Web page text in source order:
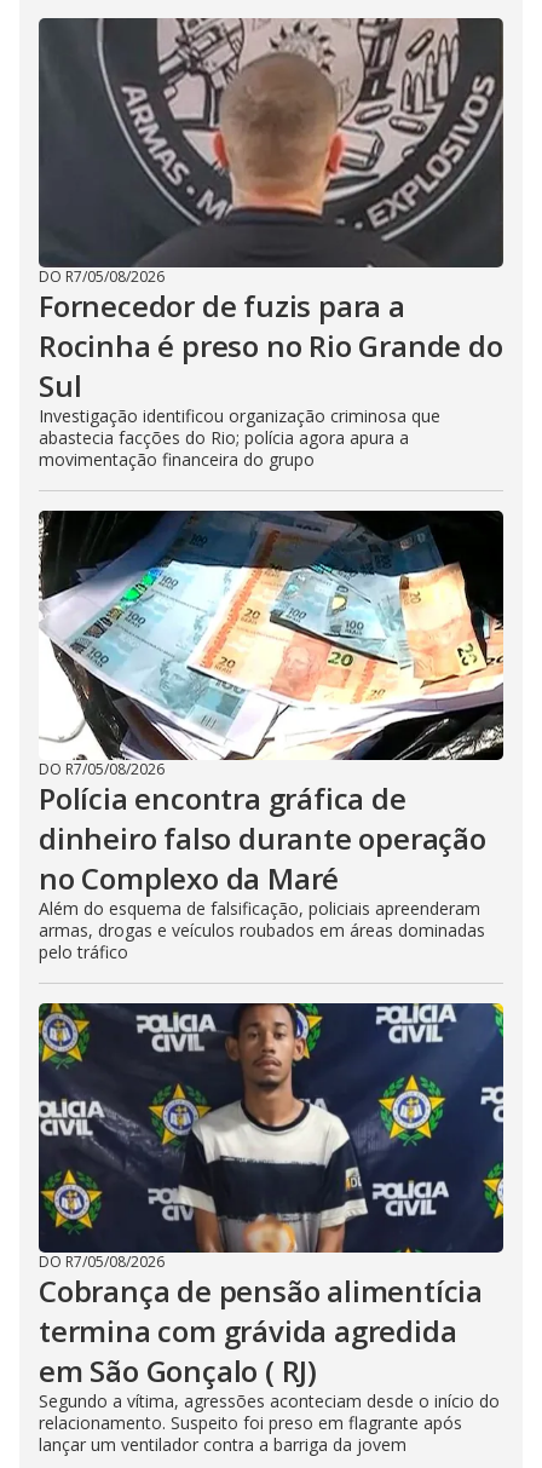
DO R7/05/08/2026
Fornecedor de fuzis para a
Rocinha é preso no Rio Grande do
Sul
Investigação identificou organização criminosa que
abastecia facções do Rio; polícia agora apura a
movimentação financeira do grupo
DO R7/05/08/2026
Polícia encontra gráfica de
dinheiro falso durante operação
no Complexo da Maré
Além do esquema de falsificação, policiais apreenderam
armas, drogas e veículos roubados em áreas dominadas
pelo tráfico
DO R7/05/08/2026
Cobrança de pensão alimentícia
termina com grávida agredida
em São Gonçalo ( RJ)
Segundo a vítima, agressões aconteciam desde o início do
relacionamento. Suspeito foi preso em flagrante após
lançar um ventilador contra a barriga da jovem